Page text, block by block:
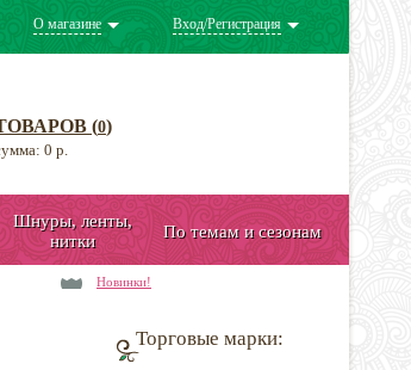
О магазине Вход/Регистрация
(0)
0 р.
Шнуры, ленты,
нитки
По темам и сезонам
Новинки!
Торговые марки: